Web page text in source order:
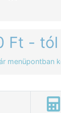
Ft - tól
menüpontban